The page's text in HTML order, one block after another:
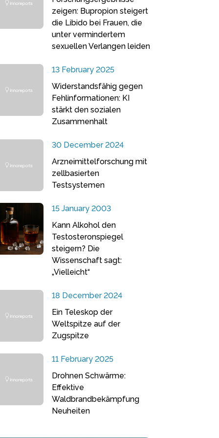
zeigen: Bupropion steigert
die Libido bei Frauen, die
unter vermindertem
sexuellen Verlangen leiden
13 February 2025
Widerstandsfähig gegen
Fehlinformationen: KI
stärkt den sozialen
Zusammenhalt
30 December 2024
Arzneimittelforschung mit
zellbasierten
Testsystemen
15 January 2003
Kann Alkohol den
Testosteronspiegel
steigern? Die
Wissenschaft sagt:
„Vielleicht“
18 December 2024
Ein Teleskop der
Weltspitze auf der
Zugspitze
11 February 2025
Drohnen Schwärme:
Effektive
Waldbrandbekämpfung
Neuheiten